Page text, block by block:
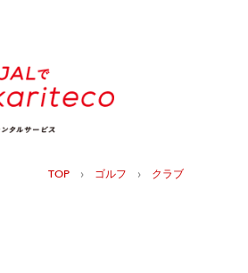
TOP › ゴルフ › クラブ